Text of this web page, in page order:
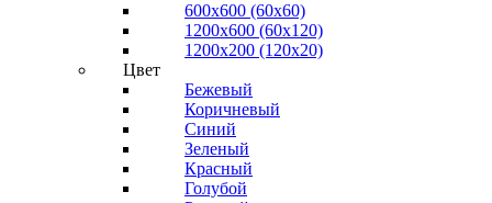
600х600 (60х60)
1200х600 (60х120)
1200х200 (120x20)
Цвет
Бежевый
Коричневый
Синий
Зеленый
Красный
Голубой